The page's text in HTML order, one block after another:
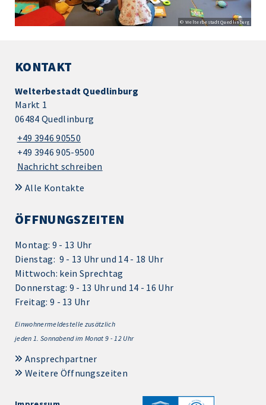
© Welterbestadt Quedlinburg
KONTAKT
Welterbestadt Quedlinburg
Markt 1
06484 Quedlinburg
+49 3946 90550
+49 3946 905-9500
Nachricht schreiben
Alle Kontakte
ÖFFNUNGSZEITEN
Montag: 9 - 13 Uhr
Dienstag: 9 - 13 Uhr und 14 - 18 Uhr
Mittwoch: kein Sprechtag
Donnerstag: 9 - 13 Uhr und 14 - 16 Uhr
Freitag: 9 - 13 Uhr
Einwohnermeldestelle zusätzlich
jeden 1. Sonnabend im Monat 9 - 12 Uhr
Ansprechpartner
Weitere Öffnungszeiten